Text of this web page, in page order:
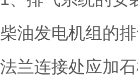
柴油发电机组的
法兰连接处应加